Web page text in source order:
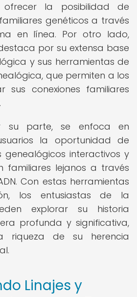
la posibilidad de
genéticos a través
en línea. Por otro lado,
por su extensa base
y sus herramientas de
que permiten a los
sus conexiones familiares
su parte, se enfoca en
la oportunidad de
genealógicos interactivos y
familiares lejanos a través
Con estas herramientas
los entusiastas de la
explorar su historia
profunda y significativa,
riqueza de su herencia
Linajes y